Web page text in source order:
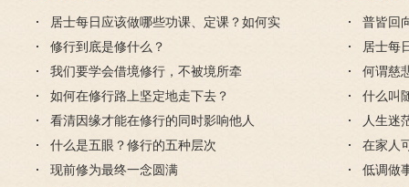
居士每日应该做哪些功课、定课？如何实
修？
修行到底是修什么？
我们要学会借境修行，不被境所牵
如何在修行路上坚定地走下去？
看清因缘才能在修行的同时影响他人
什么是五眼？修行的五种层次
现前修为最终一念圆满
普皆回
居士每
修？
何谓慈
什么叫
人生迷
在家人
低调做